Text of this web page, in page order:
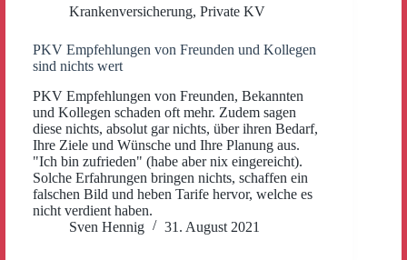
Krankenversicherung, Private KV
PKV Empfehlungen von Freunden und Kollegen
sind nichts wert
PKV Empfehlungen von Freunden, Bekannten
und Kollegen schaden oft mehr. Zudem sagen
diese nichts, absolut gar nichts, über ihren Bedarf,
Ihre Ziele und Wünsche und Ihre Planung aus.
"Ich bin zufrieden" (habe aber nix eingereicht).
Solche Erfahrungen bringen nichts, schaffen ein
falschen Bild und heben Tarife hervor, welche es
nicht verdient haben.
Sven Hennig
31. August 2021